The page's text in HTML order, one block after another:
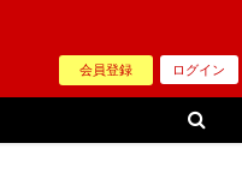
会員登録 ログイン